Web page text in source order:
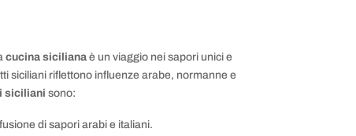
cucina siciliana è un viaggio nei sapori unici e
siciliani riflettono influenze arabe, normanne e
siciliani sono:
di sapori arabi e italiani.